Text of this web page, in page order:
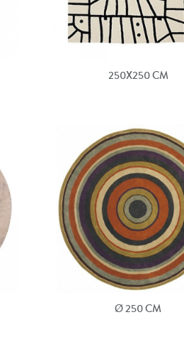
250X250 CM
Ø 250 CM